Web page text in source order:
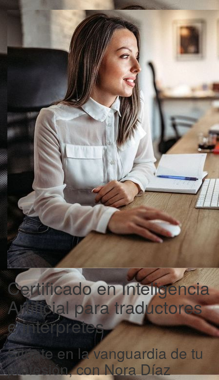
Certificado en Inteligencia
Artificial para traductores
e intérpretes
Sitúate en la vanguardia de tu
profesión, con Nora Díaz